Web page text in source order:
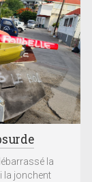
la
la jonchent